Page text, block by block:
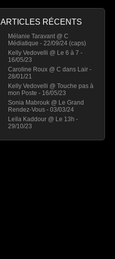
ARTICLES RÉCENTS
Mélanie Taravant @ C
Médiatique - 22/09/24 (caps)
Kelly Vedovelli @ Le 6 à 7 -
16/05/23
Caroline Roux @ C dans Lair -
28/01/21
Kelly Vedovelli @ Touche pas à
mon Poste - 16/05/23
Sonia Mabrouk @ Le Grand
Rendez-Vous - 03/03/24
Leïla Kaddour @ Le 13h -
29/10/23